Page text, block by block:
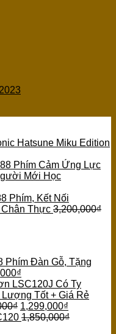
Hatsune Miku Edition
Phím Cảm Ứng Lực
Mới Học
Phím, Kết Nối
Chân Thực 3,200,000₫
Phím Đàn Gỗ, Tặng
₫
LSC120J Có Ty
Tốt + Giá Rẻ
₫ 1,299,000₫
1,850,000₫